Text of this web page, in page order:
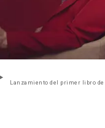
Lanzamiento del primer libro de